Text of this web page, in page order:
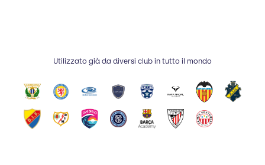
Utilizzato già da diversi club in tutto il mondo